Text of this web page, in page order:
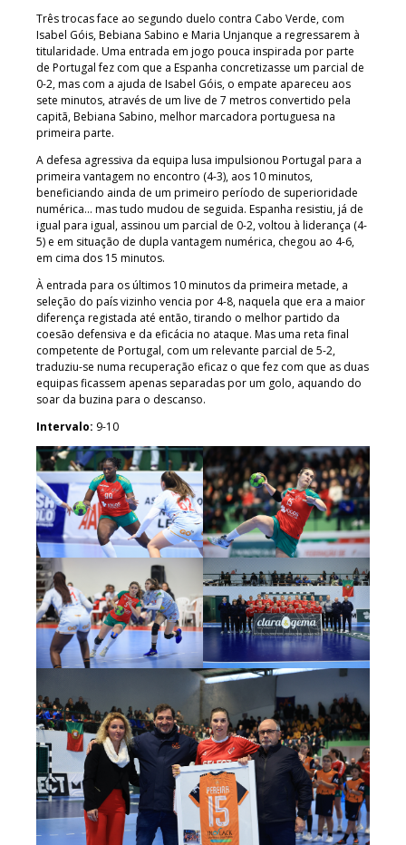
Três trocas face ao segundo duelo contra Cabo Verde, com
Isabel Góis, Bebiana Sabino e Maria Unjanque a regressarem à
titularidade. Uma entrada em jogo pouca inspirada por parte
de Portugal fez com que a Espanha concretizasse um parcial de
0-2, mas com a ajuda de Isabel Góis, o empate apareceu aos
sete minutos, através de um live de 7 metros convertido pela
capitã, Bebiana Sabino, melhor marcadora portuguesa na
primeira parte.
A defesa agressiva da equipa lusa impulsionou Portugal para a
primeira vantagem no encontro (4-3), aos 10 minutos,
beneficiando ainda de um primeiro período de superioridade
numérica… mas tudo mudou de seguida. Espanha resistiu, já de
igual para igual, assinou um parcial de 0-2, voltou à liderança (4-
5) e em situação de dupla vantagem numérica, chegou ao 4-6,
em cima dos 15 minutos.
À entrada para os últimos 10 minutos da primeira metade, a
seleção do país vizinho vencia por 4-8, naquela que era a maior
diferença registada até então, tirando o melhor partido da
coesão defensiva e da eficácia no ataque. Mas uma reta final
competente de Portugal, com um relevante parcial de 5-2,
traduziu-se numa recuperação eficaz o que fez com que as duas
equipas ficassem apenas separadas por um golo, aquando do
soar da buzina para o descanso.
Intervalo: 9-10